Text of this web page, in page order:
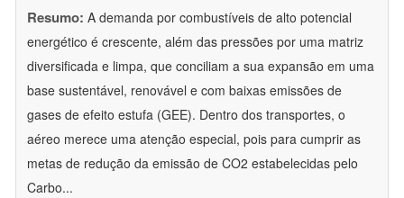
Resumo: A demanda por combustíveis de alto potencial
energético é crescente, além das pressões por uma matriz
diversificada e limpa, que conciliam a sua expansão em uma
base sustentável, renovável e com baixas emissões de
gases de efeito estufa (GEE). Dentro dos transportes, o
aéreo merece uma atenção especial, pois para cumprir as
metas de redução da emissão de CO2 estabelecidas pelo
Carbo...